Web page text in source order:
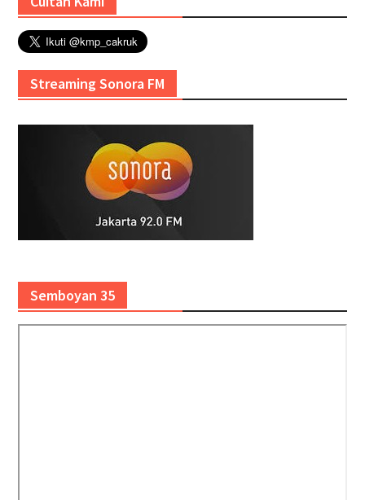
Streaming Sonora FM
Semboyan 35